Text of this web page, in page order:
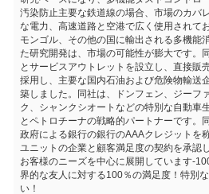
汚染防止主要な鉄道線の場合、市場のカバ
な電力、高速道路と空港で広く使用されて
モンゴル、その他の国に輸出される多機能
た研究開発は、市場の可能性が膨大です。
とサービスアウトレットを設立し、直接販
採用し、主要な国内石油および危険物輸送
築しました。同社は、ドンフェン、ジーフ
ク、シャンクシオートなどの特別な自動車
とペトロチーナの戦略的パートナーです。
政府による銀行の銀行のAAAクレジットを
ユニットの企業と顧客満足度の契約を承認
お客様のニーズを中心に展開しています-
界的な友人に対する100％の満足度！特別
い！